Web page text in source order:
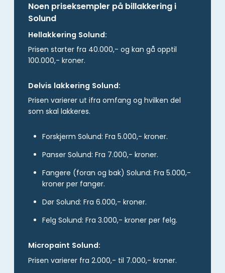
Noen priseksempler på billakkering i
Solund
Hellakkering Solund:
Prisen starter fra 40.000,- og kan gå opptil
100.000,- kroner.
Delvis lakkering Solund:
Prisen varierer ut ifra omfang og hvilken del
som skal lakkeres.
Forskjerm Solund: Fra 5.000,- kroner.
Panser Solund: Fra 7.000,- kroner.
Fangere (foran og bak) Solund: Fra 5.000,-
kroner per fanger.
Dør Solund: Fra 6.000,- kroner.
Felg Solund: Fra 3.000,- kroner per felg.
Micropaint Solund:
Prisen varierer fra 2.000,- til 7.000,- kroner.